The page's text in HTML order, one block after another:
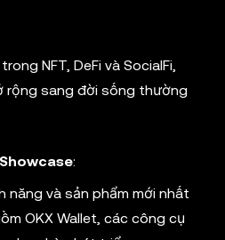
NFT, DeFi và SocialFi,
rộng sang đời sống thường
:
năng và sản phẩm mới nhất
OKX Wallet, các công cụ